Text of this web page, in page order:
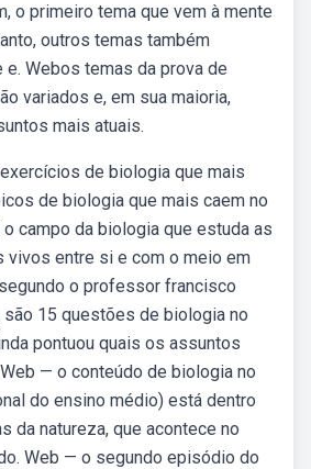
o primeiro tema que vem à mente
outros temas também
Webos temas da prova de
variados e, em sua maioria,
mais atuais.
de biologia que mais
de biologia que mais caem no
campo da biologia que estuda as
vivos entre si e com o meio em
o professor francisco
são 15 questões de biologia no
pontuou quais os assuntos
— o conteúdo de biologia no
do ensino médio) está dentro
da natureza, que acontece no
Web — o segundo episódio do